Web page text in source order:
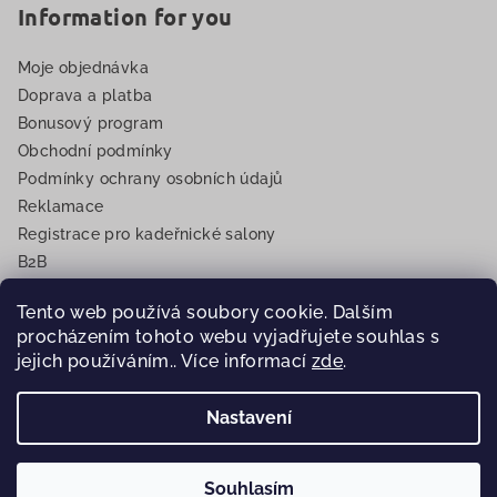
Tento web používá soubory cookie. Dalším
procházením tohoto webu vyjadřujete souhlas s
jejich používáním.. Více informací zde.
Nastavení
Souhlasím
Information for you
Moje objednávka
Doprava a platba
Bonusový program
Obchodní podmínky
Podmínky ochrany osobních údajů
Reklamace
Registrace pro kadeřnické salony
B2B
Copyright 2026Eurovlasy.cz. Všechna práva vyhrazena.
Vytvořil Shoptet